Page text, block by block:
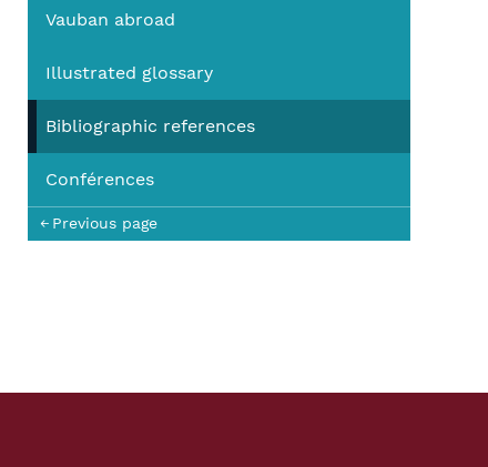
Vauban abroad
Illustrated glossary
Bibliographic references
Conférences
Previous page